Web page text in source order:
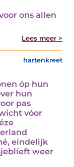
ons allen
Lees meer >
hartenkreet
óp hun
hun
pas
vóor
eindelijk
weer